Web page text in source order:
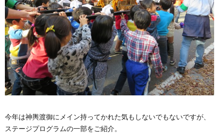
今年は神輿渡御にメイン持ってかれた気もしないでもないですが、
ステージプログラムの一部をご紹介。